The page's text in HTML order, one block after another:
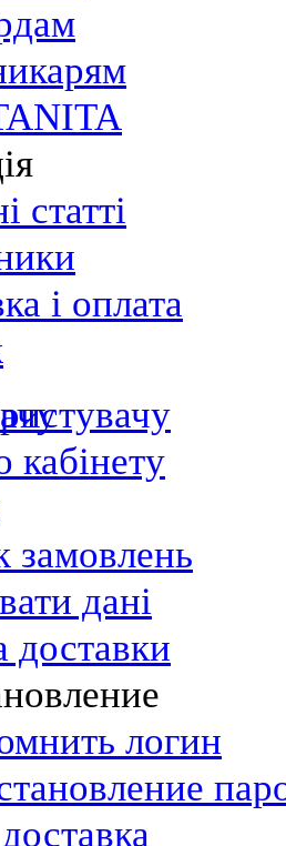
статті
і оплата
кабінету
замовлень
дані
доставки
логин